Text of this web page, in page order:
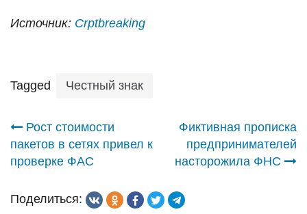
Источник: Сrptbreaking
Tagged Честный знак
Навигация
по
записям
Рост стоимости
пакетов в сетях привел к
проверке ФАС
Фиктивная прописка
предпринимателей
насторожила ФНС
Поделиться: